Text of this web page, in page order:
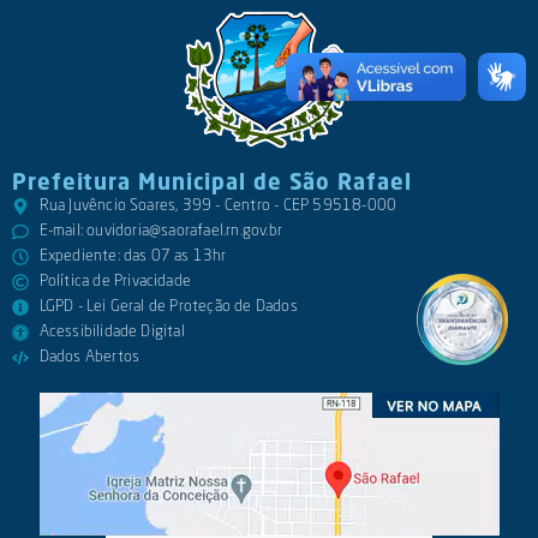
Prefeitura Municipal de São Rafael
Rua Juvêncio Soares, 399 - Centro - CEP 59518-000
E-mail:ouvidoria@saorafael.rn.gov.br
Expediente: das 07 as 13hr
Política de Privacidade
LGPD - Lei Geral de Proteção de Dados
Acessibilidade Digital
Dados Abertos